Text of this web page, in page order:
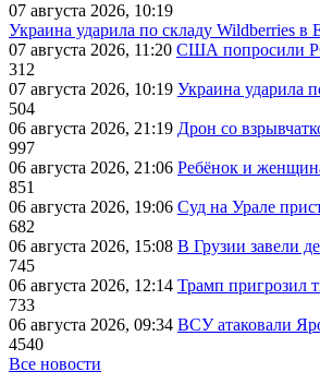
07 августа 2026, 10:19
Украина ударила по складу Wildberries в
07 августа 2026, 11:20 США попросили
312
07 августа 2026, 10:19 Украина ударила
504
06 августа 2026, 21:19 Дрон со
997
06 августа 2026, 21:06 Ребёнок и
851
06 августа 2026, 19:06 Суд на Урале
682
06 августа 2026, 15:08 В Грузии завели
745
06 августа 2026, 12:14 Трамп пригрозил
733
06 августа 2026, 09:34 ВСУ атаковали
4540
Все новости